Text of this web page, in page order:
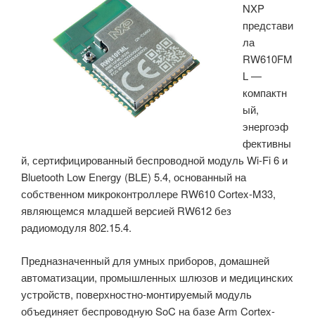
485,
четырьмя
реле,
четырьмя
оптоизолированными
входами»
NXP
представи
ла
RW610FM
L —
компактн
ый,
энергоэф
фективны
й, сертифицированный беспроводной модуль Wi-Fi 6 и
Bluetooth Low Energy (BLE) 5.4, основанный на
собственном микроконтроллере RW610 Cortex-M33,
являющемся младшей версией RW612 без
радиомодуля 802.15.4.
Предназначенный для умных приборов, домашней
автоматизации, промышленных шлюзов и медицинских
устройств, поверхностно-монтируемый модуль
объединяет беспроводную SoC на базе Arm Cortex-